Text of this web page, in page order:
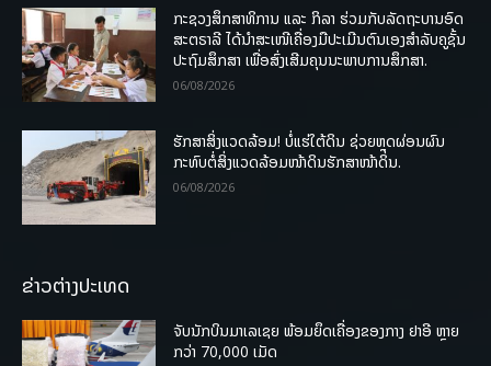
ກະຊວງສຶກສາທິການ ແລະ ກິລາ ຮ່ວມກັບລັດຖະບານອົດ
ສະຕຣາລີ ໄດ້ນຳສະເໜີເຄື່ອງມືປະເມີນຕົນເອງສຳລັບຄູຊັ້ນ
ປະຖົມສຶກສາ ເພື່ອສົ່ງເສີມຄຸນນະພາບການສຶກສາ.
06/08/2026
ຮັກສາສິ່ງແວດລ້ອມ! ບໍ່ແຮ່ໃຕ້ດິນ ຊ່ວຍຫຼຸດຜ່ອນຜົນ
ກະທົບຕໍ່ສິ່ງແວດລ້ອມໜ້າດິນຮັກສາໜ້າດິນ.
06/08/2026
ຂ່າວຕ່າງປະເທດ
ຈັບນັກບິນມາເລເຊຍ ພ້ອມຍຶດເຄື່ອງຂອງກາງ ຢາອີ ຫຼາຍ
ກວ່າ 70,000 ເມັດ